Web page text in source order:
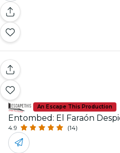
An Escape This Production
Entombed: El Faraón
4.9 (14)